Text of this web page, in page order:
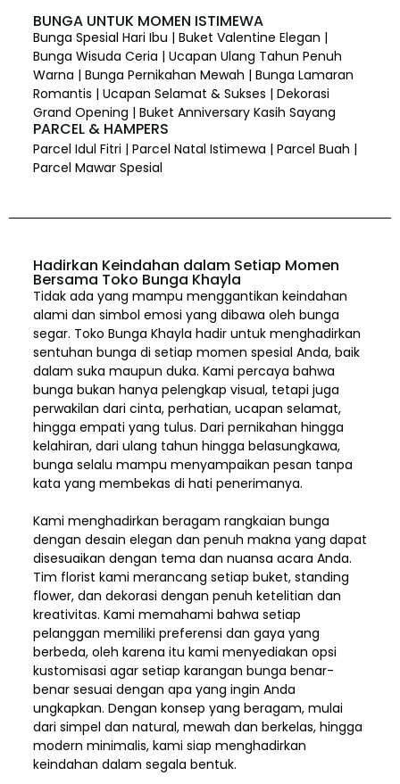
BUNGA UNTUK MOMEN ISTIMEWA
Bunga Spesial Hari Ibu | Buket Valentine Elegan |
Bunga Wisuda Ceria | Ucapan Ulang Tahun Penuh
Warna | Bunga Pernikahan Mewah | Bunga Lamaran
Romantis | Ucapan Selamat & Sukses | Dekorasi
Grand Opening | Buket Anniversary Kasih Sayang
PARCEL & HAMPERS
Parcel Idul Fitri | Parcel Natal Istimewa | Parcel Buah |
Parcel Mawar Spesial
Hadirkan Keindahan dalam Setiap Momen
Bersama Toko Bunga Khayla
Tidak ada yang mampu menggantikan keindahan
alami dan simbol emosi yang dibawa oleh bunga
segar. Toko Bunga Khayla hadir untuk menghadirkan
sentuhan bunga di setiap momen spesial Anda, baik
dalam suka maupun duka. Kami percaya bahwa
bunga bukan hanya pelengkap visual, tetapi juga
perwakilan dari cinta, perhatian, ucapan selamat,
hingga empati yang tulus. Dari pernikahan hingga
kelahiran, dari ulang tahun hingga belasungkawa,
bunga selalu mampu menyampaikan pesan tanpa
kata yang membekas di hati penerimanya.
Kami menghadirkan beragam rangkaian bunga
dengan desain elegan dan penuh makna yang dapat
disesuaikan dengan tema dan nuansa acara Anda.
Tim florist kami merancang setiap buket, standing
flower, dan dekorasi dengan penuh ketelitian dan
kreativitas. Kami memahami bahwa setiap
pelanggan memiliki preferensi dan gaya yang
berbeda, oleh karena itu kami menyediakan opsi
kustomisasi agar setiap karangan bunga benar-
benar sesuai dengan apa yang ingin Anda
ungkapkan. Dengan konsep yang beragam, mulai
dari simpel dan natural, mewah dan berkelas, hingga
modern minimalis, kami siap menghadirkan
keindahan dalam segala bentuk.